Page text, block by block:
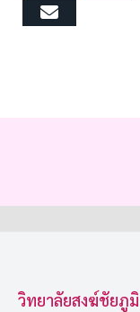
Email
วิทยาลัยสงฆ์ชัยภูมิ